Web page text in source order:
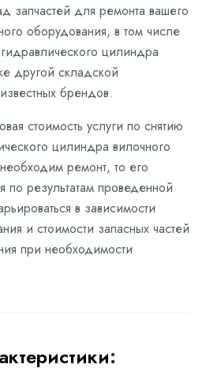
запчастей для ремонта вашего
оборудования, в том числе
цилиндра
другой складской
брендов.
стоимость услуги по снятию
цилиндра вилочного
ремонт, то его
по результатам проведенной
в зависимости
и стоимости запасных частей
при необходимости